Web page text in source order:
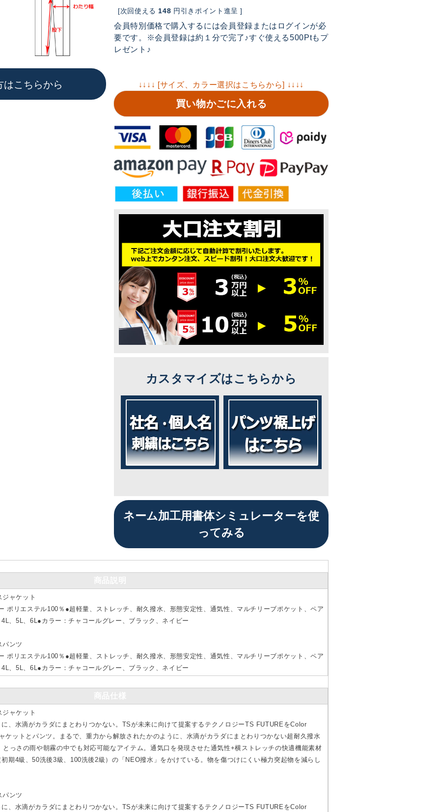
はこちらから
[次回使える 148 円引きポイント進呈 ]
会員特別価格で購入するには会員登録またはログインが必
要です。※会員登録は約１分で完了♪すぐ使える500Ptもプ
レゼント♪
↓↓↓↓ [サイズ、カラー選択はこちらから] ↓↓↓↓
買い物かごに入れる
カスタマイズはこちらから
ネーム加工用書体シミュレーターを使
ってみる
ャケット
ポリエステル100％●超軽量、ストレッチ、耐久撥水、形態安定性、通気性、マルチリーブポケット、ペア
、5L、6L●カラー：チャコールグレー、ブラック、ネイビー
パンツ
ポリエステル100％●超軽量、ストレッチ、耐久撥水、形態安定性、通気性、マルチリーブポケット、ペア
、5L、6L●カラー：チャコールグレー、ブラック、ネイビー
ャケット
、水滴がカラダにまとわりつかない。TSが未来に向けて提案するテクノロジーTS FUTUREをColor
ケットとパンツ。まるで、重力から解放されたかのように、水滴がカラダにまとわりつかない超耐久撥水
っさの雨や朝霧の中でも対応可能なアイテム。通気口を発現させた通気性+横ストレッチの快適機能素材
期4級、50洗後3級、100洗後2級）の「NEO撥水」をかけている。物を傷つけにくい極力突起物を減らし
パンツ
、水滴がカラダにまとわりつかない。TSが未来に向けて提案するテクノロジーTS FUTUREをColor